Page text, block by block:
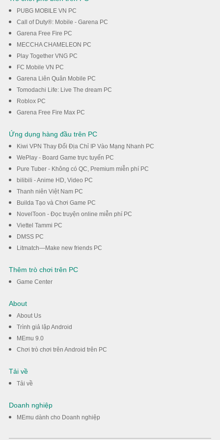
PUBG MOBILE VN PC
Call of Duty®: Mobile - Garena PC
Garena Free Fire PC
MECCHA CHAMELEON PC
Play Together VNG PC
FC Mobile VN PC
Garena Liên Quân Mobile PC
Tomodachi Life: Live The dream PC
Roblox PC
Garena Free Fire Max PC
Ứng dụng hàng đầu trên PC
Kiwi VPN Thay Đổi Địa Chỉ IP Vào Mạng Nhanh PC
WePlay - Board Game trực tuyến PC
Pure Tuber - Không có QC, Premium miễn phí PC
bilibili - Anime HD, Video PC
Thanh niên Việt Nam PC
Builda Tạo và Chơi Game PC
NovelToon - Đọc truyện online miễn phí PC
Viettel Tammi PC
DMSS PC
Litmatch—Make new friends PC
Thêm trò chơi trên PC
Game Center
About
About Us
Trình giả lập Android
MEmu 9.0
Chơi trò chơi trên Android trên PC
Tải về
Tải về
Doanh nghiệp
MEmu dành cho Doanh nghiệp